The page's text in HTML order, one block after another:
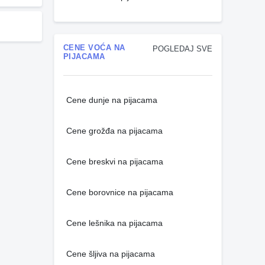
POGLEDAJ SVE
CENE VOĆA NA
PIJACAMA
Cene dunje na pijacama
Cene grožđa na pijacama
Cene breskvi na pijacama
Cene borovnice na pijacama
Cene lešnika na pijacama
Cene šljiva na pijacama